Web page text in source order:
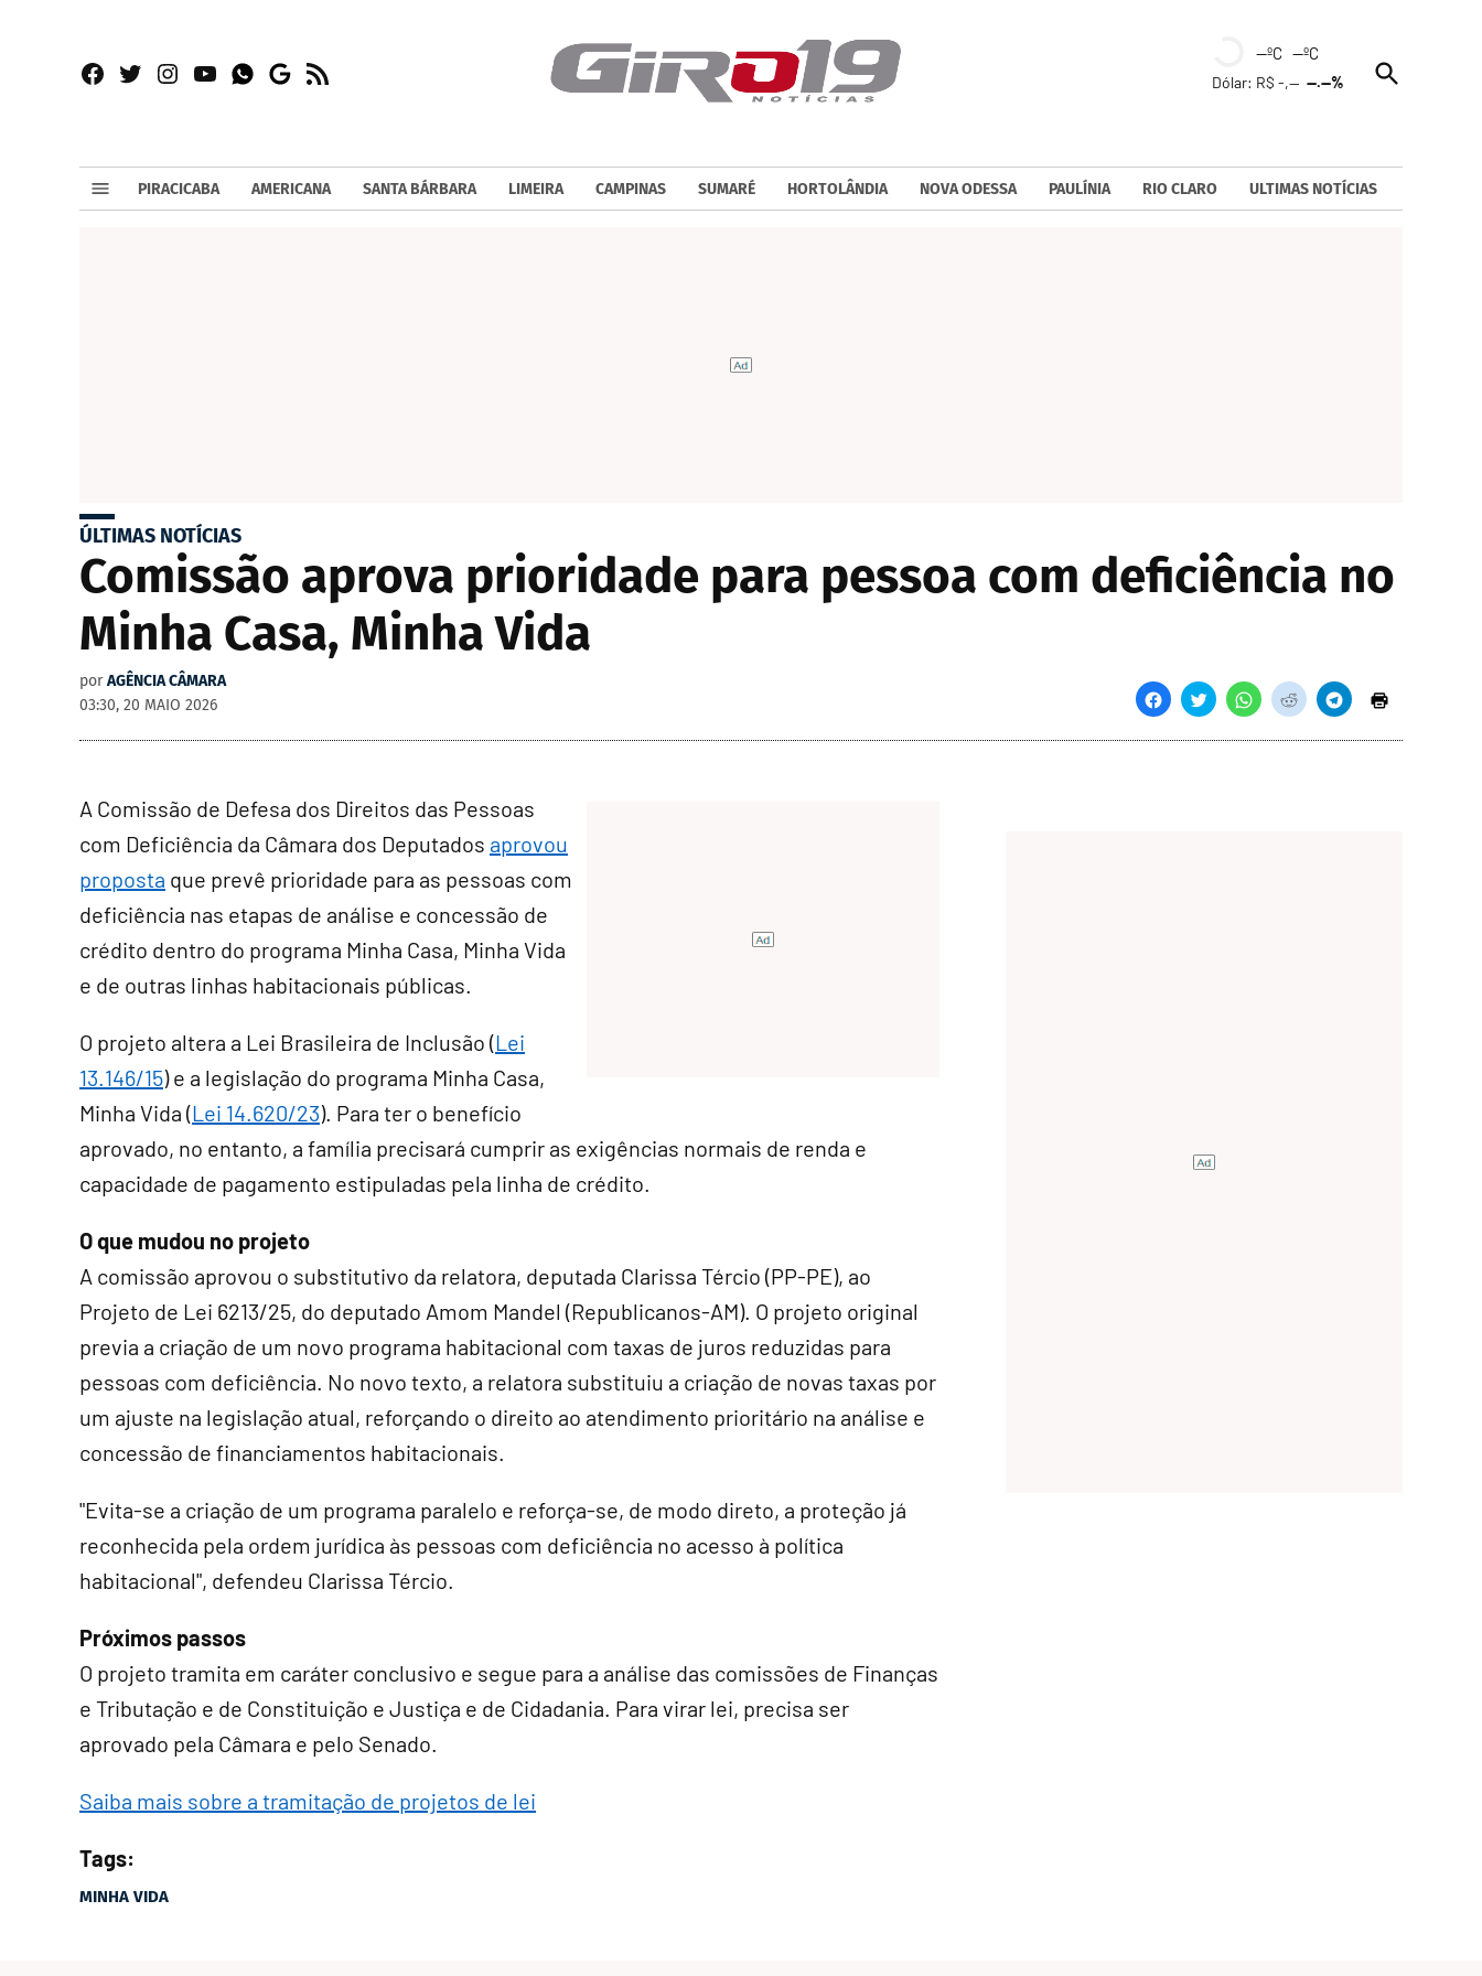
Facebook
TwitterInstagram
YouTubeWhatsapp
Google
RSS
--ºC --ºC
Dólar: R$ -,----.--%
Open
Search
PIRACICABA AMERICANA SANTA BÁRBARA LIMEIRA CAMPINAS SUMARÉ HORTOLÂNDIA NOVA ODESSA PAULÍNIA RIO CLARO ULTIMAS NOTÍCIAS
ÚLTIMAS NOTÍCIAS
Comissão aprova prioridade para pessoa com deficiência no
Minha Casa, Minha Vida
por AGÊNCIA CÂMARA
03:30, 20 MAIO 2026
A Comissão de Defesa dos Direitos das Pessoas
com Deficiência da Câmara dos Deputados aprovou
proposta que prevê prioridade para as pessoas com
deficiência nas etapas de análise e concessão de
crédito dentro do programa Minha Casa, Minha Vida
e de outras linhas habitacionais públicas.
O projeto altera a Lei Brasileira de Inclusão (Lei
13.146/15) e a legislação do programa Minha Casa,
Minha Vida (Lei 14.620/23). Para ter o benefício
aprovado, no entanto, a família precisará cumprir as exigências normais de renda e
capacidade de pagamento estipuladas pela linha de crédito.
O que mudou no projeto
A comissão aprovou o substitutivo da relatora, deputada Clarissa Tércio (PP-PE), ao
Projeto de Lei 6213/25, do deputado Amom Mandel (Republicanos-AM). O projeto original
previa a criação de um novo programa habitacional com taxas de juros reduzidas para
pessoas com deficiência. No novo texto, a relatora substituiu a criação de novas taxas por
um ajuste na legislação atual, reforçando o direito ao atendimento prioritário na análise e
concessão de financiamentos habitacionais.
"Evita-se a criação de um programa paralelo e reforça-se, de modo direto, a proteção já
reconhecida pela ordem jurídica às pessoas com deficiência no acesso à política
habitacional", defendeu Clarissa Tércio.
Próximos passos
O projeto tramita em caráter conclusivo e segue para a análise das comissões de Finanças
e Tributação e de Constituição e Justiça e de Cidadania. Para virar lei, precisa ser
aprovado pela Câmara e pelo Senado.
Saiba mais sobre a tramitação de projetos de lei
Tags:
MINHA VIDA